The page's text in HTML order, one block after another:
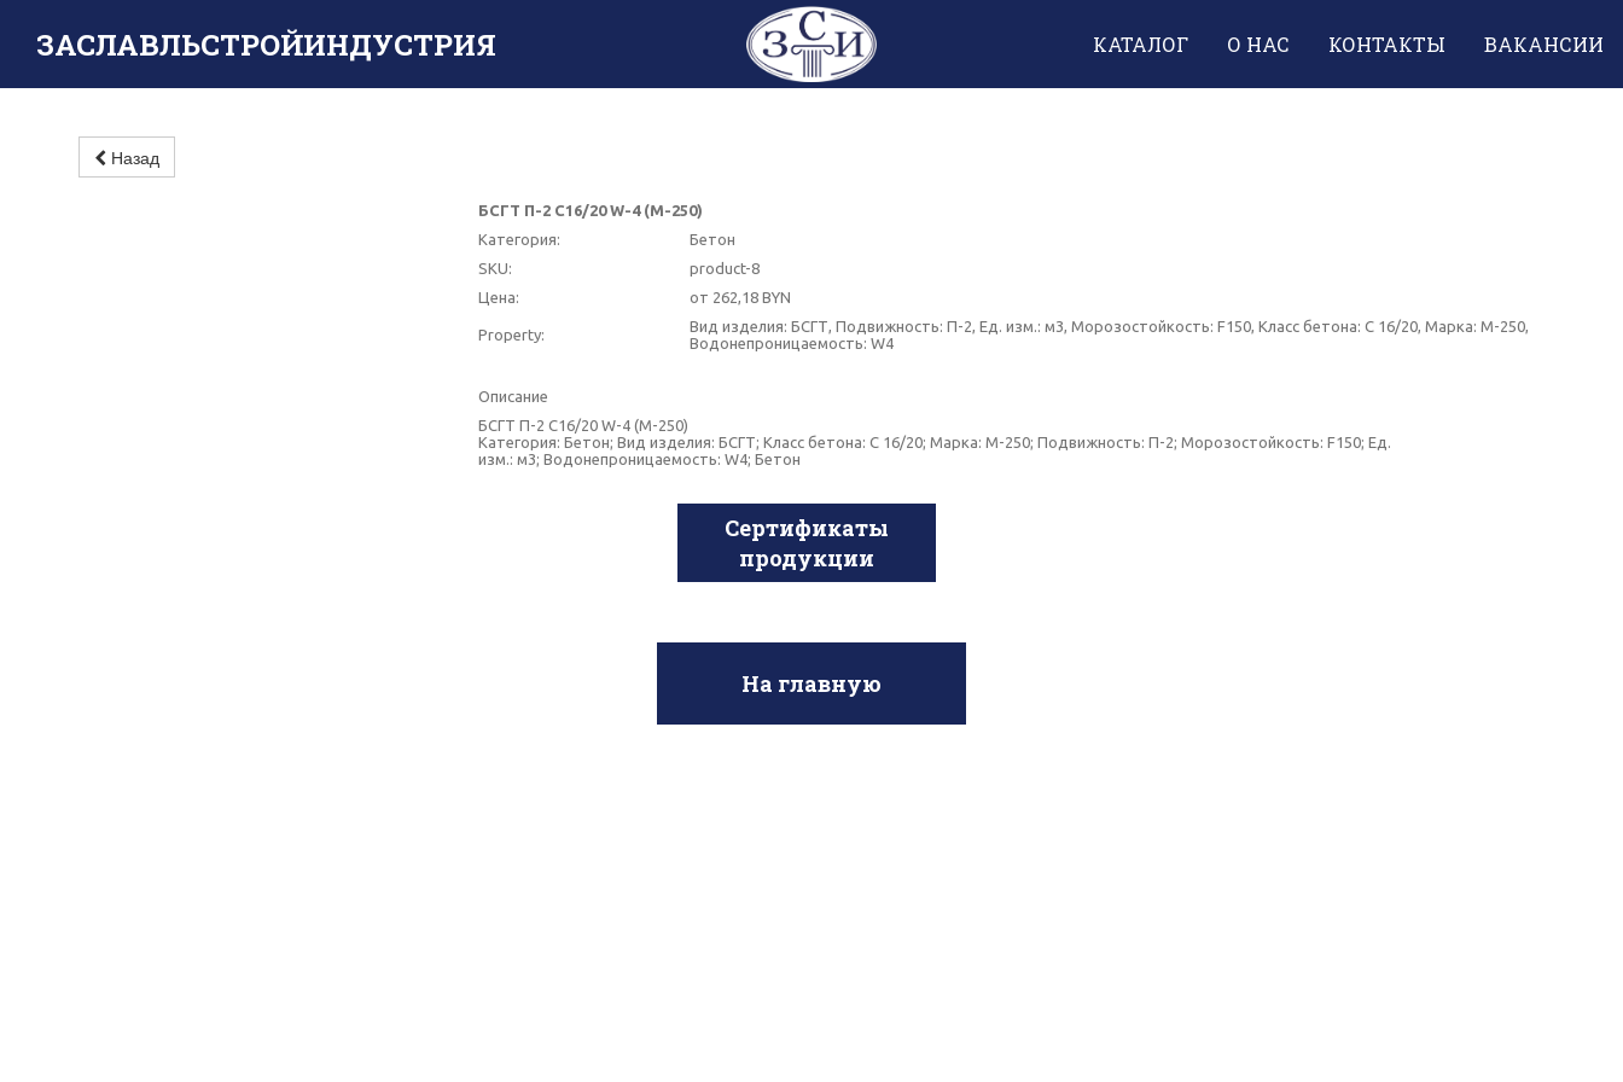
ЗАСЛАВЛЬСТРОЙИНДУСТРИЯ КАТАЛОГ О НАС КОНТАКТЫ ВАКАНСИИ
Назад
БСГТ П-2 С16/20 W-4 (М-250)
Категория:
Бетон
SKU:
product-8
Цена:
от 262,18 BYN
Property:
Вид изделия: БСГТ, Подвижность: П-2, Ед. изм.: м3, Морозостойкость: F150, Класс бетона: C 16/20, Марка: М-250,
Водонепроницаемость: W4
Описание
БСГТ П-2 С16/20 W-4 (М-250)
Категория: Бетон; Вид изделия: БСГТ; Класс бетона: C 16/20; Марка: М-250; Подвижность: П-2; Морозостойкость: F150; Ед.
изм.: м3; Водонепроницаемость: W4; Бетон
Сертификаты
продукции
На главную